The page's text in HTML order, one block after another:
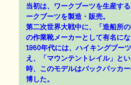
当初は、ワークブーツを生産す
ークブーツを製造・販売。
第二次世界大戦中に、「造船所
の作業靴メーカーとして有名にな
1960年代には、ハイキングブー
え、「マウンテントレイル」と
時、このモデルはバックパッカ
博した。